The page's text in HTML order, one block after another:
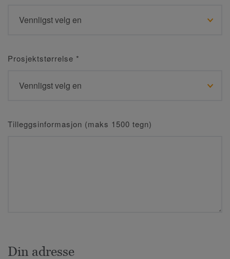
Prosjektstørrelse *
Tilleggsinformasjon (maks 1500 tegn)
Din adresse